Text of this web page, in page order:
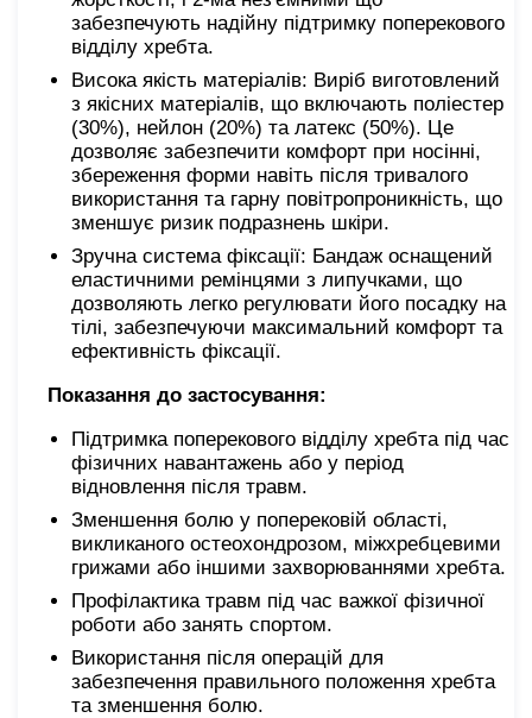
забезпечують надійну підтримку поперекового
відділу хребта.
Висока якість матеріалів: Виріб виготовлений
з якісних матеріалів, що включають поліестер
(30%), нейлон (20%) та латекс (50%). Це
дозволяє забезпечити комфорт при носінні,
збереження форми навіть після тривалого
використання та гарну повітропроникність, що
зменшує ризик подразнень шкіри.
Зручна система фіксації: Бандаж оснащений
еластичними ремінцями з липучками, що
дозволяють легко регулювати його посадку на
тілі, забезпечуючи максимальний комфорт та
ефективність фіксації.
Показання до застосування:
Підтримка поперекового відділу хребта під час
фізичних навантажень або у період
відновлення після травм.
Зменшення болю у поперековій області,
викликаного остеохондрозом, міжхребцевими
грижами або іншими захворюваннями хребта.
Профілактика травм під час важкої фізичної
роботи або занять спортом.
Використання після операцій для
забезпечення правильного положення хребта
та зменшення болю.